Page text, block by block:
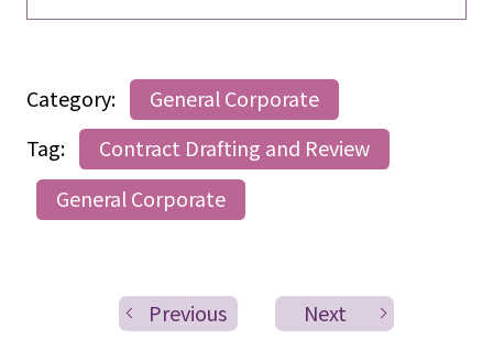
Category:
General Corporate
Tag:
Contract Drafting and Review
General Corporate
Previous Next